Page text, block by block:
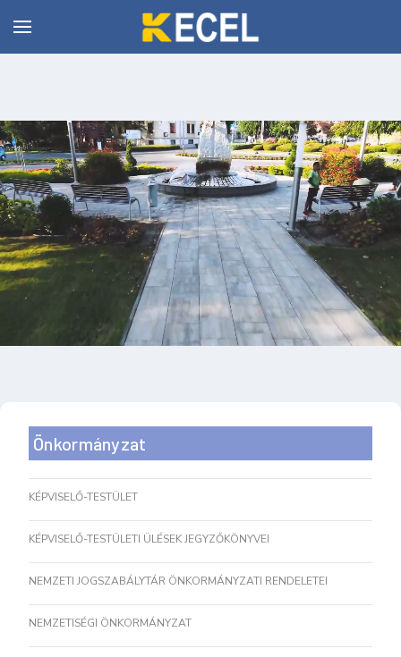
Önkormányzat
KÉPVISELŐ-TESTÜLET
KÉPVISELŐ-TESTÜLETI ÜLÉSEK JEGYZŐKÖNYVEI
NEMZETI JOGSZABÁLYTÁR ÖNKORMÁNYZATI RENDELETEI
NEMZETISÉGI ÖNKORMÁNYZAT